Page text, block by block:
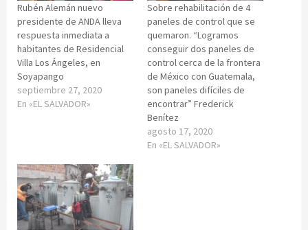
Rubén Alemán nuevo
presidente de ANDA lleva
respuesta inmediata a
habitantes de Residencial
Villa Los Ángeles, en
Soyapango
septiembre 27, 2020
En «EL SALVADOR»
Sobre rehabilitación de 4
paneles de control que se
quemaron. “Logramos
conseguir dos paneles de
control cerca de la frontera
de México con Guatemala,
son paneles difíciles de
encontrar” Frederick
Benítez
agosto 17, 2020
En «EL SALVADOR»